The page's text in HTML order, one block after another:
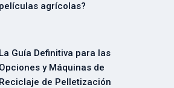
películas agrícolas?
La Guía Definitiva para las
Opciones y Máquinas de
Reciclaje de Pelletización